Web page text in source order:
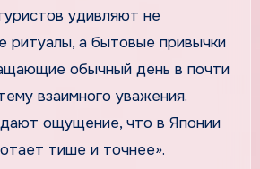
удивляют не
ритуалы, а бытовые привычки
обычный день в почти
взаимного уважения.
ощущение, что в Японии
тише и точнее».